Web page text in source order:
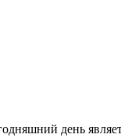
день